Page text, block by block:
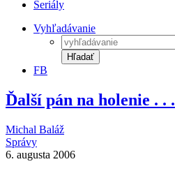
Seriály
Vyhľadávanie
Hľadať
FB
Ďalší pán na holenie . . .
Michal Baláž
Správy
6. augusta 2006